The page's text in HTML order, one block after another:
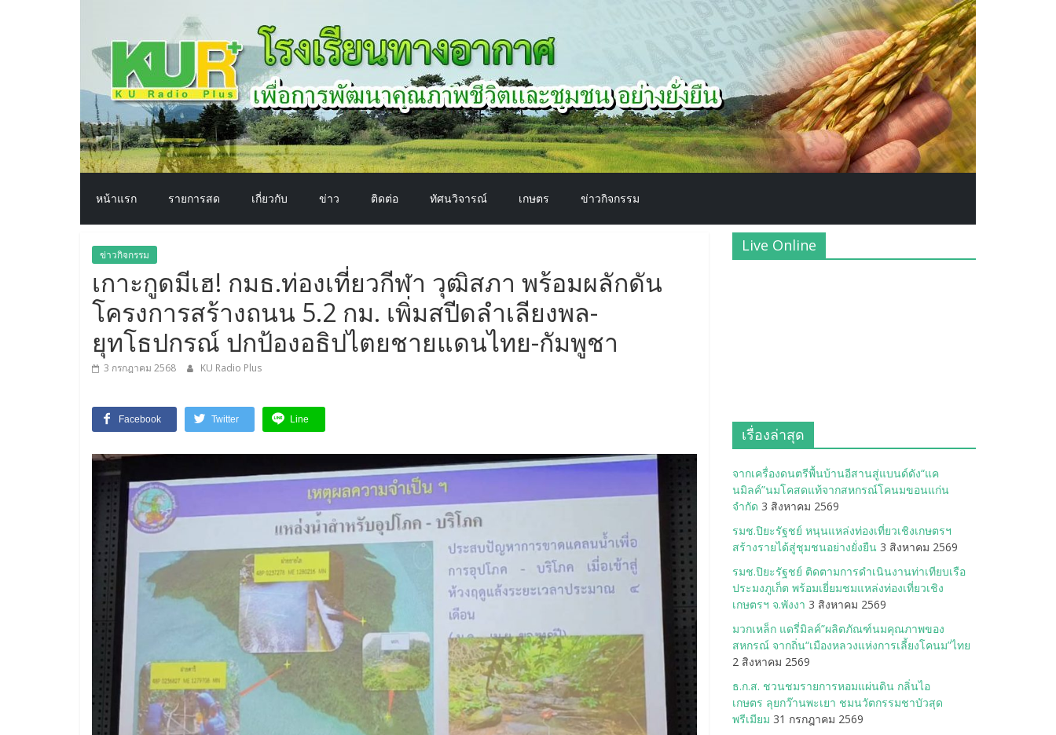
โรงเรียน
ทาง
อากาศ​
เพื่อ
พัฒนา
คุณภาพ
ชีวิต
หน้าแรก รายการสด เกี่ยวกับ ข่าว ติดต่อ ทัศนวิจารณ์ เกษตร ข่าวกิจกรรม
ข่าวกิจกรรม
เกาะกูดมีเฮ! กมธ.ท่องเที่ยวกีฬา วุฒิสภา พร้อมผลักดัน
โครงการสร้างถนน 5.2 กม. เพิ่มสปีดลำเลียงพล-
ยุทโธปกรณ์ ปกป้องอธิปไตยชายแดนไทย-กัมพูชา
3 กรกฎาคม 2568 KU Radio Plus
Facebook Twitter Line
Live Online
เรื่องล่าสุด
จากเครื่องดนตรีพื้นบ้านอีสานสู่แบนด์ดัง“แค
นมิลค์”นมโคสดแท้จากสหกรณ์โคนมขอนแก่น
จำกัด 3 สิงหาคม 2569
รมช.ปิยะรัฐชย์ หนุนแหล่งท่องเที่ยวเชิงเกษตรฯ
สร้างรายได้สู่ชุมชนอย่างยั่งยืน 3 สิงหาคม 2569
รมช.ปิยะรัฐชย์ ติดตามการดำเนินงานท่าเทียบเรือ
ประมงภูเก็ต พร้อมเยี่ยมชมแหล่งท่องเที่ยวเชิง
เกษตรฯ จ.พังงา 3 สิงหาคม 2569
มวกเหล็ก แดรี่มิลค์”ผลิตภัณฑ์นมคุณภาพของ
สหกรณ์ จากถิ่น“เมืองหลวงแห่งการเลี้ยงโคนม”ไทย
2 สิงหาคม 2569
ธ.ก.ส. ชวนชมรายการหอมแผ่นดิน กลิ่นไอ
เกษตร ลุยกว๊านพะเยา ชมนวัตกรรมชาบัวสุด
พรีเมียม 31 กรกฎาคม 2569